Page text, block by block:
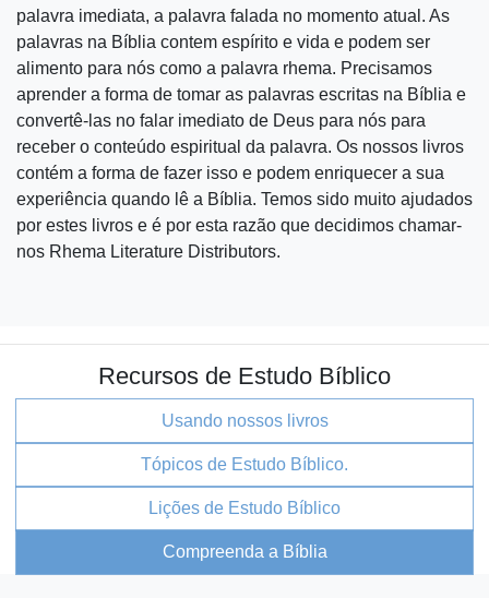
palavra imediata, a palavra falada no momento atual. As
palavras na Bíblia contem espírito e vida e podem ser
alimento para nós como a palavra rhema. Precisamos
aprender a forma de tomar as palavras escritas na Bíblia e
convertê-las no falar imediato de Deus para nós para
receber o conteúdo espiritual da palavra. Os nossos livros
contém a forma de fazer isso e podem enriquecer a sua
experiência quando lê a Bíblia. Temos sido muito ajudados
por estes livros e é por esta razão que decidimos chamar-
nos Rhema Literature Distributors.
Recursos de Estudo Bíblico
Usando nossos livros
Tópicos de Estudo Bíblico.
Lições de Estudo Bíblico
Compreenda a Bíblia